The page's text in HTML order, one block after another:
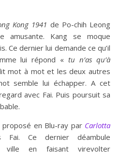
Kong 1941 de Po-chih Leong
amusante. Kang se moque
Ce dernier lui demande ce qu’il
lui répond «tu n’as qu’à
mot à mot et les deux autres
semble lui échapper. A cet
avec Fai. Puis poursuit sa
en Blu-ray par Carlotta
Fai. Ce dernier déambule
ville en faisant virevolter